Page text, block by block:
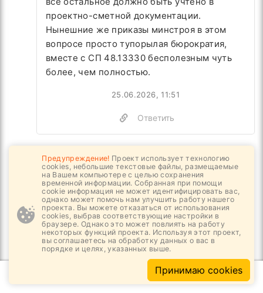
проектно-сметной документации.
Нынешние же приказы минстроя в этом
вопросе просто тупорылая бюрократия,
вместе с СП 48.13330 бесполезным чуть
более, чем полностью.
25.06.2026, 11:51
Ответить
НОВОСТИ
Предупреждение! Проект использует технологию
cookies, небольшие текстовые файлы, размещаемые
на Вашем компьютере с целью сохранения
временной информации. Собранная при помощи
cookie информация не может идентифицировать вас,
однако может помочь нам улучшить работу нашего
проекта. Вы можете отказаться от использования
cookies, выбрав соответствующие настройки в
браузере. Однако это может повлиять на работу
некоторых функций проекта. Используя этот проект,
вы соглашаетесь на обработку данных о вас в
порядке и целях, указанных выше.
Принимаю cookies